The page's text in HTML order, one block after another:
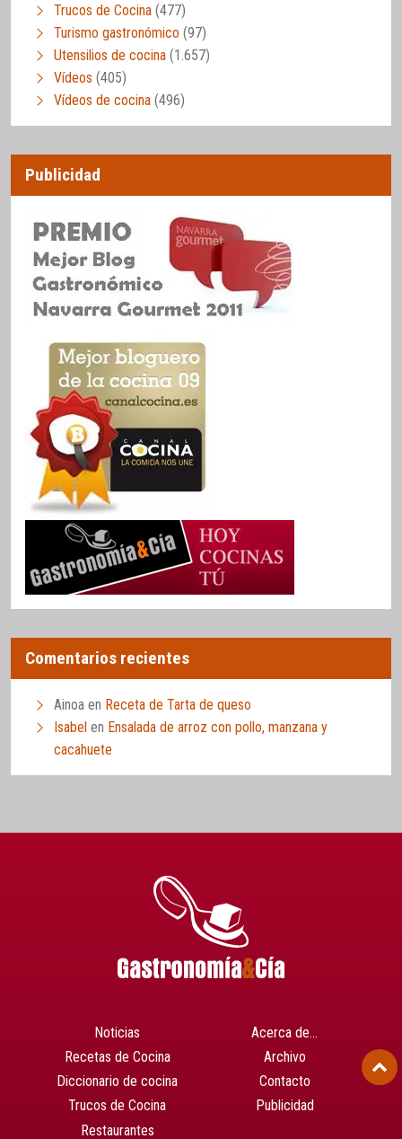
Trucos de Cocina (477)
Turismo gastronómico (97)
Utensilios de cocina (1.657)
Vídeos (405)
Vídeos de cocina (496)
Publicidad
Comentarios recientes
Ainoa en Receta de Tarta de queso
Isabel en Ensalada de arroz con pollo, manzana y
cacahuete
Noticias
Recetas de Cocina
Diccionario de cocina
Trucos de Cocina
Restaurantes
Acerca de…
Archivo
Contacto
Publicidad